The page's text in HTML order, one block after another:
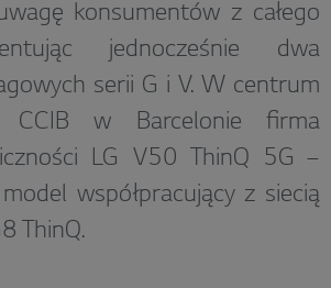
konsumentów z całego
jednocześnie dwa
serii G i V. W centrum
CCIB w Barcelonie firma
LG V50 ThinQ 5G –
współpracujący z siecią
ThinQ.